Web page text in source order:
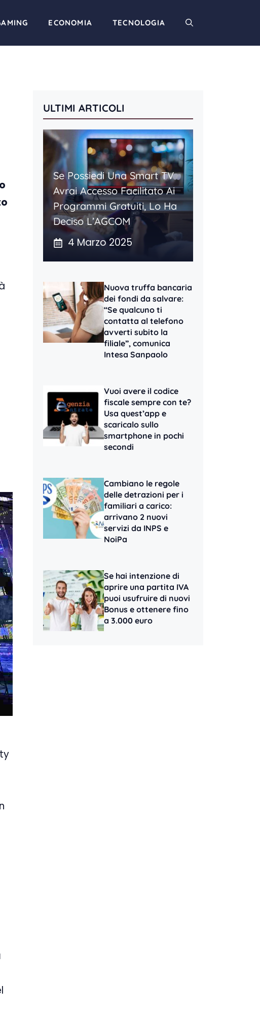
ECONOMIA TECNOLOGIA
ULTIMI ARTICOLI
Se Possiedi Una Smart TV
Avrai Accesso Facilitato Ai
Programmi Gratuiti, Lo Ha
Deciso L’AGCOM
4 Marzo 2025
Nuova truffa bancaria
dei fondi da salvare:
“Se qualcuno ti
contatta al telefono
avverti subito la
filiale”, comunica
Intesa Sanpaolo
Vuoi avere il codice
fiscale sempre con te?
Usa quest’app e
scaricalo sullo
smartphone in pochi
secondi
Cambiano le regole
delle detrazioni per i
familiari a carico:
arrivano 2 nuovi
servizi da INPS e
NoiPa
Se hai intenzione di
aprire una partita IVA
puoi usufruire di nuovi
Bonus e ottenere fino
a 3.000 euro